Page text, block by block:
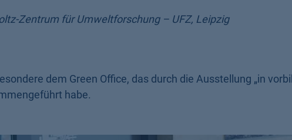
Zentrum für Umweltforschung – UFZ, Leipzig
dem Green Office, das durch die Ausstellung „in
habe.